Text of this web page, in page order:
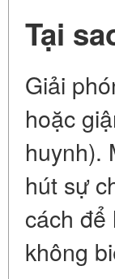
Tại
Giải
hoặc
huynh).
hút sự
cách để
không